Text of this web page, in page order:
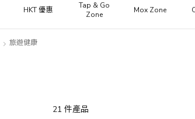
HKT 優惠
Tap & Go
Zone
Mox Zone
旅遊健康
21 件產品